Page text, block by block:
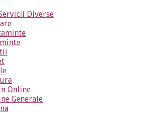
Diverse
Online
Generale